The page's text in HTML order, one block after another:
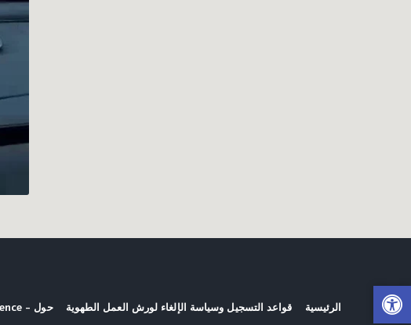
الرئيسية قواعد التسجيل وسياسة الإلغاء لورش العمل الطهوية حول - NS Culinary Experience